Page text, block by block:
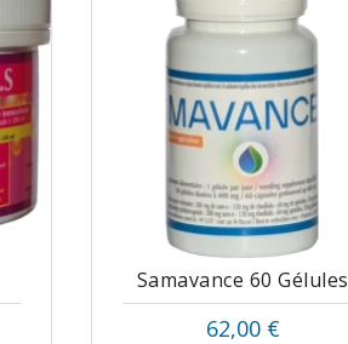
Samavance 60 Gélules
62,00 €